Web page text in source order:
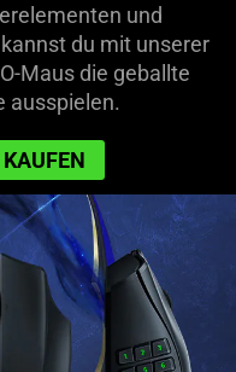
und
du mit unserer
Maus die geballte
ausspielen.
KAUFEN